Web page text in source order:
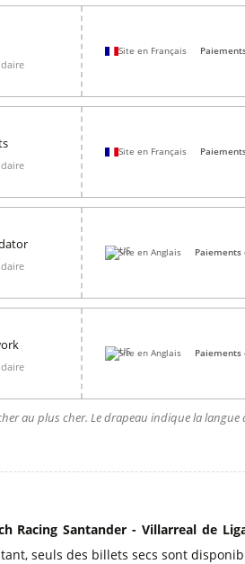
Site en Français
Site en Français
Site en Anglais Paiements
Site en Anglais Paiements
au plus cher. Le drapeau indique la
Racing Santander - Villarreal de
seuls des billets secs sont